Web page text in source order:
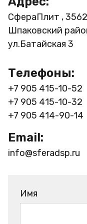
СфераПлит ,
Шпаковский
ул.Батайская 3
Телефоны:
+7 905 415-10-52
+7 905 415-10-32
+7 905 414-90-14
Email:
info@sferadsp.ru
Имя